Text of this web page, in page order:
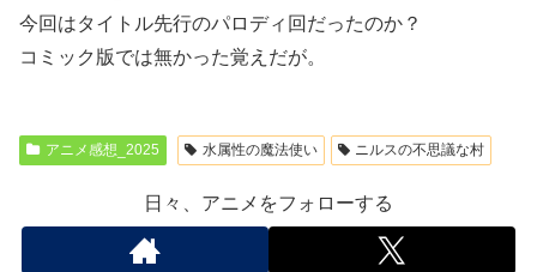
今回はタイトル先行のパロディ回だったのか？
コミック版では無かった覚えだが。
アニメ感想_2025 水属性の魔法使い ニルスの不思議な村
日々、アニメをフォローする